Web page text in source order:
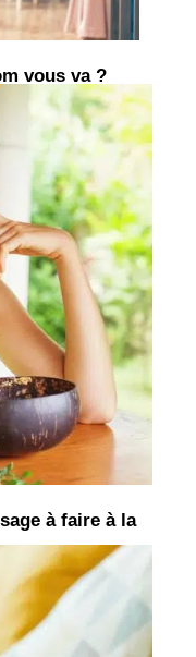
vous va ?
à faire à la